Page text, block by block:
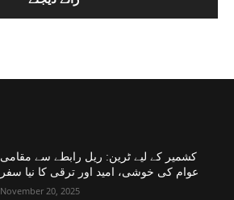
کشمیر کے لیے ٹرین: ریل رابطے سے مقامی
عوام کی خوشی، امید اور ترقی کا نیا سفر
November 20, 2025